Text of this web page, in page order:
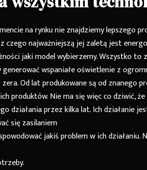
na rynku nie znajdziemy lepszego
najważniejszą jej zaletą jest
jaki model wybierzemy. Wszystko to
wspaniałe oświetlenie z
Od lat produkowane są od znanego
produktów. Nie ma się więc co dziwić,
działania przez kilka lat. Ich działanie
się zasilaniem
jakiś problem w ich działaniu.